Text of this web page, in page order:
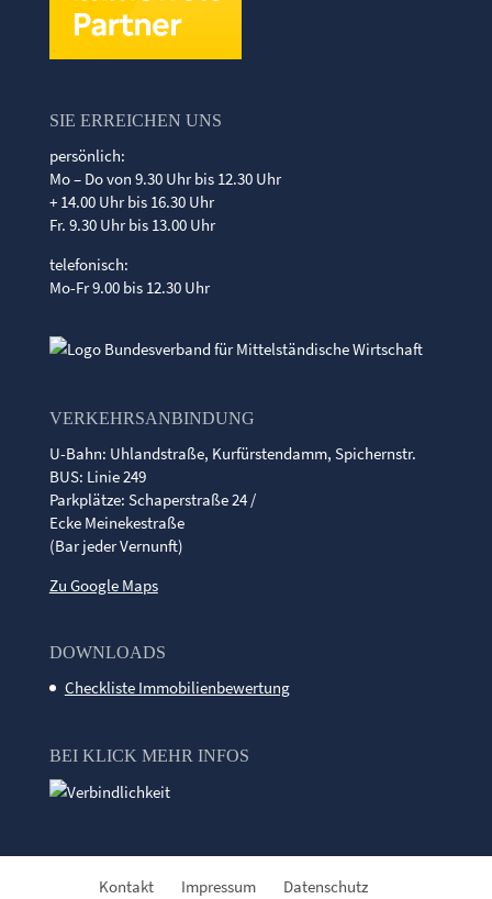
SIE ERREICHEN UNS
persönlich:
Mo – Do von 9.30 Uhr bis 12.30 Uhr
+ 14.00 Uhr bis 16.30 Uhr
Fr. 9.30 Uhr bis 13.00 Uhr
telefonisch:
Mo-Fr 9.00 bis 12.30 Uhr
VERKEHRSANBINDUNG
U-Bahn: Uhlandstraße, Kurfürstendamm, Spichernstr.
BUS: Linie 249
Parkplätze: Schaperstraße 24 /
Ecke Meinekestraße
(Bar jeder Vernunft)
Zu Google Maps
DOWNLOADS
Checkliste Immobilienbewertung
BEI KLICK MEHR INFOS
Kontakt Impressum Datenschutz